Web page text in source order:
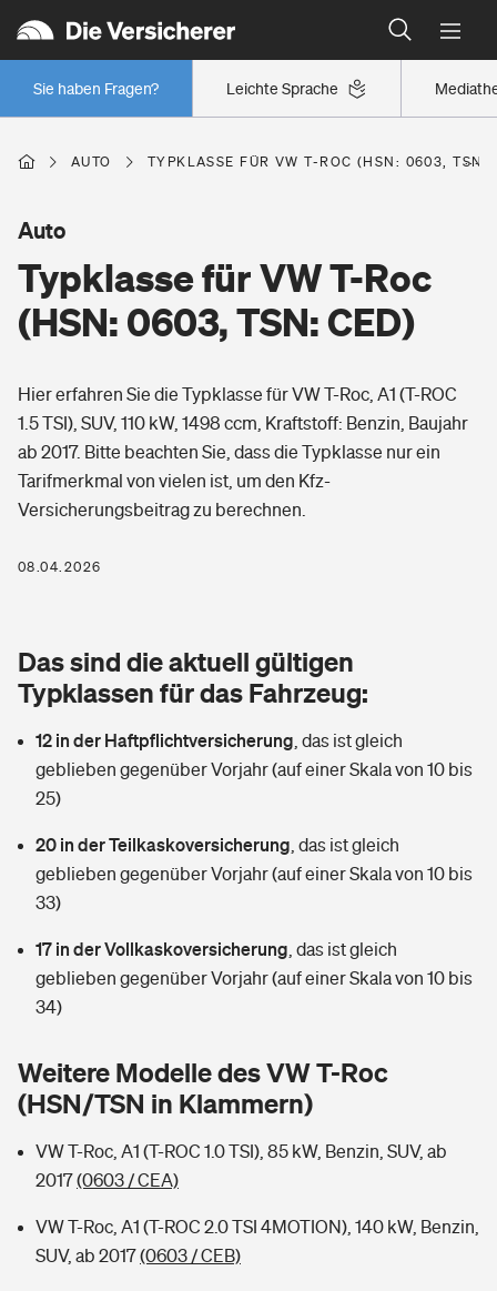
Leichte Sprache
Sie haben Fragen?
Wer versichert was: Jetzt Versicherer finden
Regionalklassen: So ist Ihre Region eingestuft
Wer versichert was: Jetzt Versicherer finden
Berufsunfähigkeitsversicherung
Erwerbsunfähigkeitsversicherung
Grundfähigkeitsversicherung
Arbeitsrechtsschutz
Berufshaftpflichtversicherung
Zur Übersicht
Tools
Wer versichert was: Jetzt Versicherer finden
Sie haben Fragen?
Wohnen
Glasversicherung
Mietkautionsversicherung
Restkreditversicherung
Zur Übersicht
Tools
Wer versichert was: Jetzt Versicherer finden
Sie haben Fragen?
Freizeit
Pri­vate Haft­pflicht­
Kinderunfall­ver­si­che­rung
Kinderinvalidität
Hundehalter-Haftpflicht
Handyversicherung
Musikinstrumentenversicherung
Zur Übersicht
Gesundheit
Private Krankenversicherung
Dread-Disease-Versicherung
Tierkrankenversicherung
Zur Übersicht
Tools
Wer versichert was: Jetzt Versicherer finden
Sie haben Fragen?
Rentenrechner: Wie viel Geld bekomme ich im Alter?
AUTO TYPKLASSE FÜR VW T-ROC (HSN: 0603, TSN:
Typklasse für VW T-Roc
(HSN: 0603, TSN: CED)
Auto
Hier erfahren Sie die Typklasse für VW T-Roc, A1 (T-ROC
1.5 TSI), SUV, 110 kW, 1498 ccm, Kraftstoff: Benzin, Baujahr
ab 2017. Bitte beachten Sie, dass die Typklasse nur ein
Tarifmerkmal von vielen ist, um den Kfz-
Versicherungsbeitrag zu berechnen.
08.04.2026
Das sind die aktuell gültigen
Typklassen für das Fahrzeug:
12 in der Haftpflichtversicherung das ist gleich
geblieben gegenüber Vorjahr (auf einer Skala von 10 bis
25)
20 in der Teilkaskoversicherung das ist gleich
geblieben gegenüber Vorjahr (auf einer Skala von 10 bis
33)
17 in der Vollkaskoversicherung das ist gleich
geblieben gegenüber Vorjahr (auf einer Skala von 10 bis
34)
Weitere Modelle des VW T-Roc
(HSN/TSN in Klammern)
VW T-Roc, A1 (T-ROC 1.0 TSI), 85 kW, Benzin, SUV, ab
2017(0603 / CEA)
VW T-Roc, A1 (T-ROC 2.0 TSI 4MOTION), 140 kW, Benzin,
SUV, ab 2017(0603 / CEB)